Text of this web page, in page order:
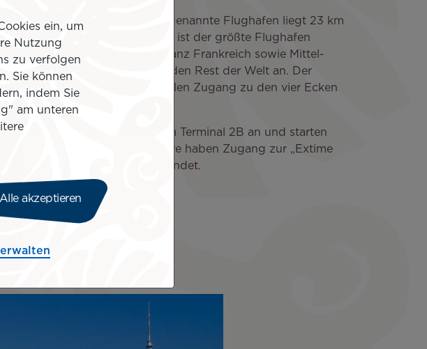
"Roissy – Charles de Gaulle" genannte Flughafen liegt 23 km
nordöstlich von Paris. Er ist der größte Flughafen
Er bietet Inlandsflüge in ganz Frankreich sowie Mittel-
in Europa und den Rest der Welt an. Der
bietet außerdem schnellen Zugang zu den vier Ecken
von Air Tahiti Nui kommen im Terminal 2B an und starten
2D. Berechtigte Passagiere haben Zugang zur „Extime
die sich in Terminal 2B/D befindet.
erfahren
ein, um
Nutzung
zu verfolgen
Sie können
indem Sie
am unteren
Alle akzeptieren